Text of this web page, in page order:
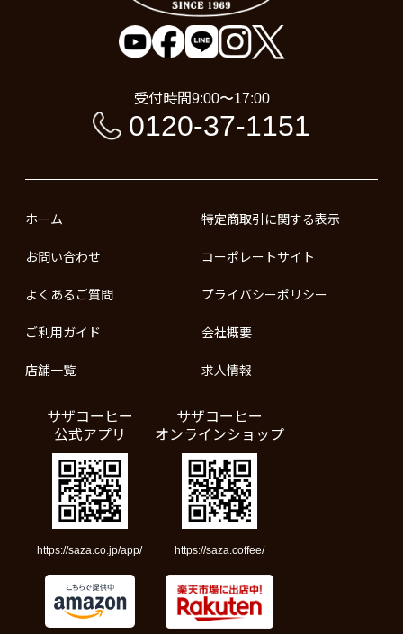
受付時間9:00〜17:00
0120-37-1151
ホーム
お問い合わせ
よくあるご質問
ご利用ガイド
店舗一覧
特定商取引に関する表示
コーポレートサイト
プライバシーポリシー
会社概要
求人情報
サザコーヒー
公式アプリ
https://saza.co.jp/app/
サザコーヒー
オンラインショップ
https://saza.coffee/